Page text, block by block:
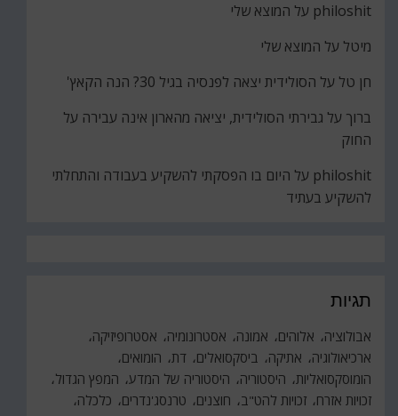
philoshit על המוצא שלי
מיטל על המוצא שלי
חן טל על הסולידית יצאה לפנסיה בגיל 30? הנה הקאץ'
ברוך על גבירתי הסולידית, יציאה מהארון אינה עבירה על
החוק
philoshit על היום בו הפסקתי להשקיע בעבודה והתחלתי
להשקיע בעתיד
תגיות
אבולוציה אלוהים אמונה אסטרונומיה
אסטרופיזיקה
ארכיאולוגיה
אתיקה ביסקסואלים דת הומואים
הומוסקסואליות היסטוריה היסטוריה של המדע המפץ הגדול
זכויות אזרח זכויות להט"ב חוצנים טרנסג'נדרים
כלכלה